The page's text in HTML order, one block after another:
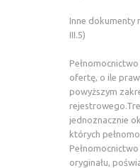
Inne dokumenty
III.5)
ofertę, o ile
powyższym
jednoznacznie
których
oryginału,